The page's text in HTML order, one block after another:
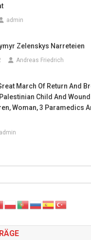
admin
Zelenskys Narreteien
Andreas Friedrich
March Of Return And
Child And
Woman, 3 Paramedics
admin